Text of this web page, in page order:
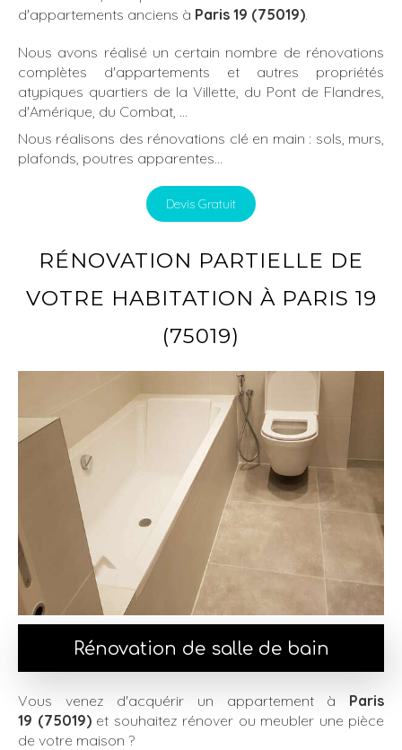
d'appartements anciens à Paris 19 (75019).
Nous avons réalisé un certain nombre de rénovations
complètes d'appartements et autres propriétés
atypiques quartiers de la Villette, du Pont de Flandres,
d'Amérique, du Combat, …
Nous réalisons des rénovations clé en main : sols, murs,
plafonds, poutres apparentes...
Devis Gratuit
RÉNOVATION PARTIELLE DE
VOTRE HABITATION À PARIS 19
(75019)
Rénovation de salle de bain
Vous venez d'acquérir un appartement à Paris
19 (75019)et souhaitez rénover ou meubler une pièce
de votre maison ?